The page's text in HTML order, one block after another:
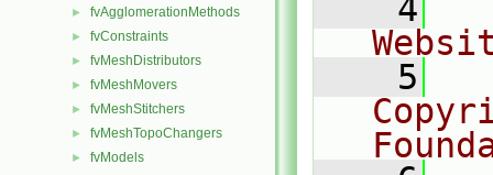
► fvAgglomerationMethods
► fvConstraints
► fvMeshDistributors
► fvMeshMovers
► fvMeshStitchers
► fvMeshTopoChangers
► fvModels
    4
    5